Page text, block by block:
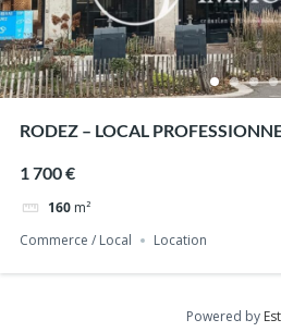
RODEZ – LOCAL
1 700 €
160 m²
Commerce / Local
Location
Powered by